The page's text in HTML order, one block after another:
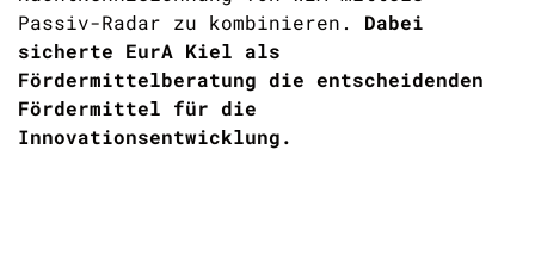
Passiv-Radar zu kombinieren. Dabei
sicherte EurA Kiel als
Fördermittelberatung die entscheidenden
Fördermittel für die
Innovationsentwicklung.